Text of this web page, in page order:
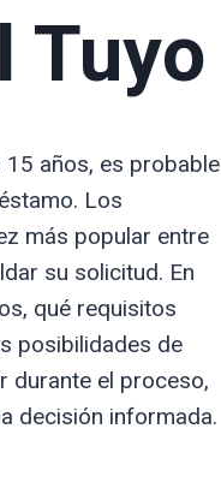
Tuyo
años, es probable
Los
más popular entre
su solicitud. En
qué requisitos
posibilidades de
durante el proceso,
decisión informada.